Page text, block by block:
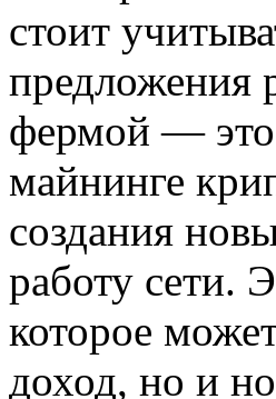
стоит
предложения
фермой — это
майнинге
создания
работу сети.
которое
доход, но и